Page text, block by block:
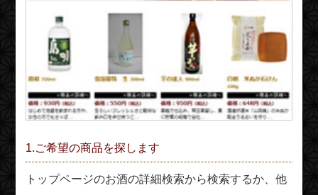
1.ご希望の商品を探します
トップページのお酒の詳細検索から検索するか、他